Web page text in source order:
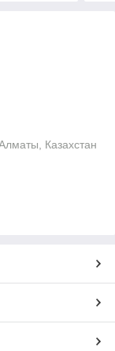
Казахстан